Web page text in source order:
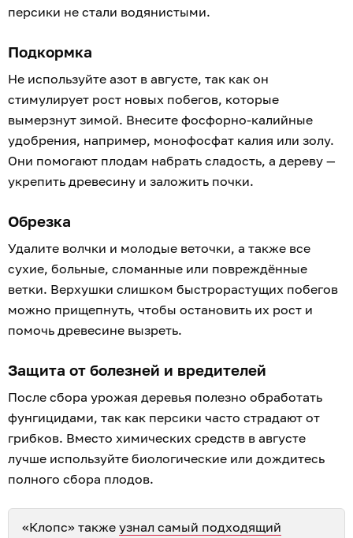
персики не стали водянистыми.
Подкормка
Не используйте азот в августе, так как он
стимулирует рост новых побегов, которые
вымерзнут зимой. Внесите фосфорно-калийные
удобрения, например, монофосфат калия или золу.
Они помогают плодам набрать сладость, а дереву —
укрепить древесину и заложить почки.
Обрезка
Удалите волчки и молодые веточки, а также все
сухие, больные, сломанные или повреждённые
ветки. Верхушки слишком быстрорастущих побегов
можно прищепнуть, чтобы остановить их рост и
помочь древесине вызреть.
Защита от болезней и вредителей
После сбора урожая деревья полезно обработать
фунгицидами, так как персики часто страдают от
грибков. Вместо химических средств в августе
лучше используйте биологические или дождитесь
полного сбора плодов.
«Клопс» также узнал самый подходящий